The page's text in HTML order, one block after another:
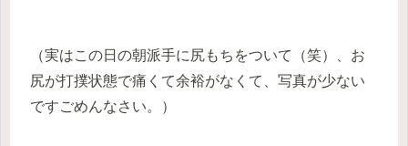
（実はこの日の朝派手に尻もちをついて（笑）、お
尻が打撲状態で痛くて余裕がなくて、写真が少ない
ですごめんなさい。）